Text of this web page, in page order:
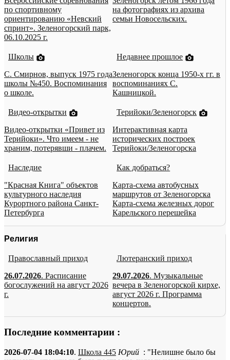
по спортивному
ориентированию «Невский
спринт». Зеленогорский парк,
06.10.2025 г.
на фотографиях из архива
семьи Новосельских.
Школы
С. Смирнов, выпуск 1975 года
школы №450. Воспоминания
о школе.
Недавнее прошлое
Зеленогорск конца 1950-х гг. в
воспоминаниях С.
Кашницкой.
Видео-открытки
Видео-открытки «Привет из
Терийоки». Что имеем - не
храним, потерявши - плачем.
Терийоки/Зеленогорск
Интерактивная карта
исторических построек
Терийоки/Зеленогорска
Наследие
"Красная Книга" объектов
культурного наследия
Курортного района Санкт-
Петербурга
Как добраться?
Карта-схема автобусных
маршрутов от Зеленогорска
Карта-схема железных дорог
Карельского перешейка
Религия
Православный приход
26.07.2026. Расписание
богослужений на август 2026
г.
Лютеранский приход
29.07.2026. Музыкальные
вечера в Зеленогорской кирхе,
август 2026 г. Программа
концертов.
Последние комментарии :
2026-07-04 18:04:10. Школа 445 Юрий : "Нелишне было бы